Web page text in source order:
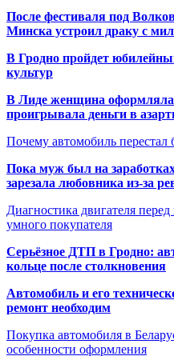
После фестиваля под
Минска устроил драку с
В Гродно пройдет
культур
В Лиде женщина оформляла
проигрывала деньги в
Почему автомобиль перестал
Пока муж был на
зарезала любовника из-за
Диагностика двигателя
умного покупателя
Серьёзное ДТП в Гродно:
кольце после столкновения
Автомобиль и его
ремонт необходим
Покупка автомобиля в
особенности оформления